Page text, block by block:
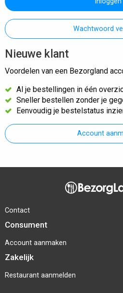
Wachtwoord
Nieuwe klant
Voordelen van een Bezorgland
Al je bestellingen in één
Sneller bestellen zonder je
Eenvoudig je bestelstatus
Account
Contact
Consument
Account aanmaken
Zakelijk
Restaurant aanmelden